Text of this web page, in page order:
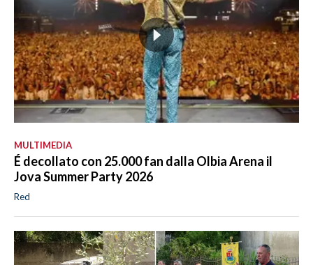
MULTIMEDIA
É decollato con 25.000 fan dalla Olbia Arena il
Jova Summer Party 2026
Red